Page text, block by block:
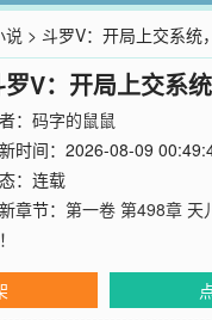
说 > 斗罗V：开局上交系统
罗V：开局上交系
： 码字的鼠鼠
时间：2026-08-09
：连载
章节： 第一卷 第498章 天